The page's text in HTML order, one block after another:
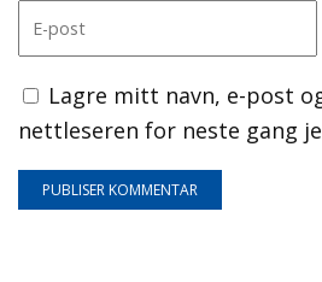
Lagre mitt navn, e-post
nettleseren for neste gang